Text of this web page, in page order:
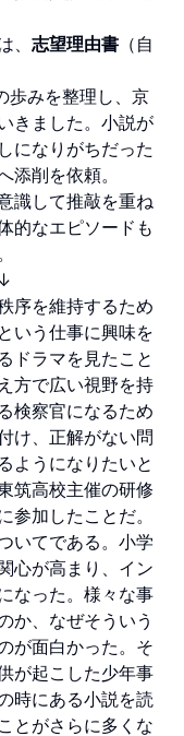
、 志望理由書 （自
歩みを整理し、京
きました。小説が
になりがちだった
添削を依頼。
識して推敲を重ね
的なエピソードも
序を維持するため
いう仕事に興味を
ドラマを見たこと
方で広い視野を持
検察官になるため
け、正解がない問
ようになりたいと
筑高校主催の研修
参加したことだ。
いてである。小学
心が高まり、イン
なった。様々な事
か、なぜそういう
が面白かった。そ
が起こした少年事
時にある小説を読
とがさらに多くな